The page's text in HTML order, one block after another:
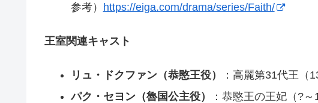
参考） https://eiga.com/drama/series/Faith/
王室関連キャスト
リュ・ドクファン（恭愍王役）
：高麗第31代王（
パク・セヨン（魯国公主役）
：恭愍王の王妃（?